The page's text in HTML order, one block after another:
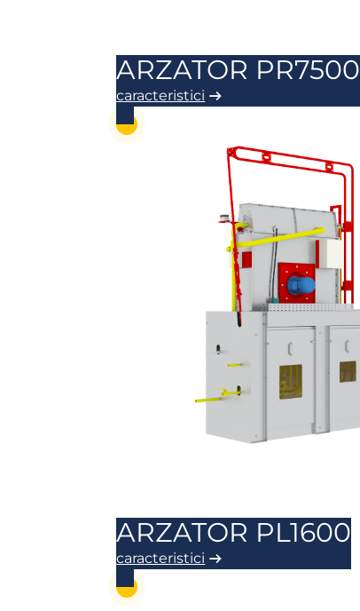
ARZATOR PR7500
caracteristici
ARZATOR PL1600
caracteristici